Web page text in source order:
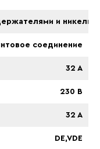
и
соединение
32 A
230 B
32 A
DE,VDE